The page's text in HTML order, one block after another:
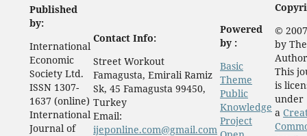
Published
by:
International
Economic
Society Ltd.
ISSN 1307-
1637 (online)
International
Journal of
Contact Info:
Street Workout
Famagusta, Emirali Ramiz
Sk, 45 Famagusta 99450,
Turkey
Email:
ijeponline.com@gmail.com
Powered
by :
Basic
Theme
Public
Knowledge
Project
©
by The
This
is
under
a